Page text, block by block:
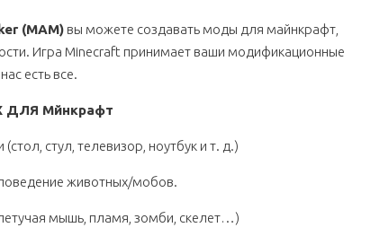
(MAM) вы можете создавать моды для майнкрафт,
Игра Minecraft принимает ваши модификационные
есть все.
ДЛЯ Мйнкрафт
стул, телевизор, ноутбук и т. д.)
животных/мобов.
мышь, пламя, зомби, скелет…)